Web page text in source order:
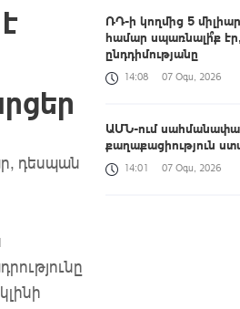
դեսպան
ՌԴ-ի կողմից 5
համար սպառնալի՞ք
ընդդիմությանը
14:08 07 Օգս, 2026
ԱՄՆ-ում
քաղաքացիություն
14:01 07 Օգս, 2026